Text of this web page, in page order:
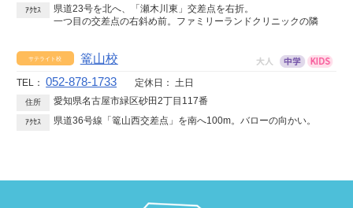
ｱｸｾｽ
県道23号を北へ、「瀬木川東」交差点を右折。
一つ目の交差点の右斜め前。ファミリーランドクリニックの隣
篭山校
TEL： 052-878-1733 定休日： 土日
住所 愛知県名古屋市緑区砂田2丁目117番
ｱｸｾｽ 県道36号線「篭山西交差点」を南へ100m。バローの向かい。